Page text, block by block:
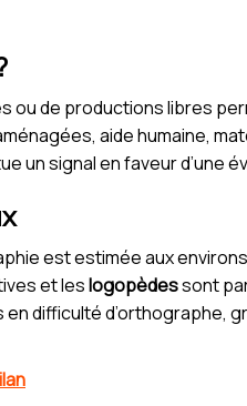
ou de productions libres
aide humaine,
un signal en faveur d’une
est estimée aux
et leslogopèdessont
difficulté d’orthographe,